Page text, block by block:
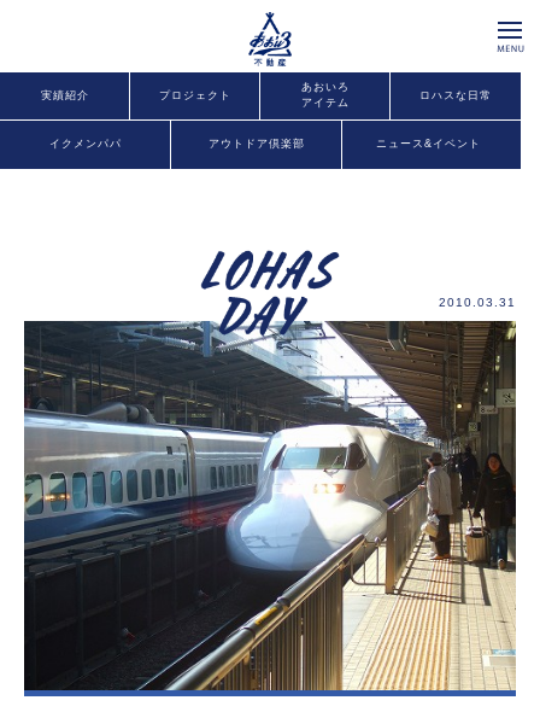
実績紹介 プロジェクト
あおいろ
アイテム
ロハスな日常
イクメンパパ アウトドア倶楽部 ニュース&イベント
2010.03.31